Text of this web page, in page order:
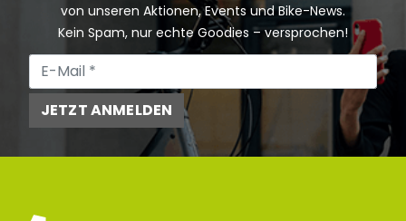
von unseren Aktionen, Events und Bike-News.
Kein Spam, nur echte Goodies – versprochen!
JETZT ANMELDEN